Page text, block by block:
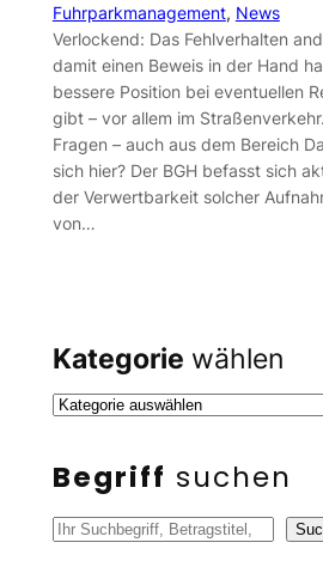
Fuhrparkmanagement, News
Verlockend: Das Fehlverhalten
damit einen Beweis in der Hand
bessere Position bei eventuellen
gibt – vor allem im
Fragen – auch aus dem Bereich
sich hier? Der BGH befasst sich
der Verwertbarkeit solcher
von…
Kategorie wählen
Begriff suchen
S